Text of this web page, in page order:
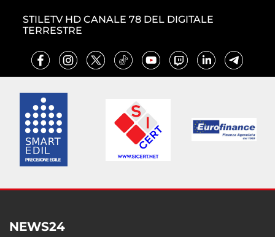
STILETV HD CANALE 78 DEL DIGITALE
TERRESTRE
NEWS24